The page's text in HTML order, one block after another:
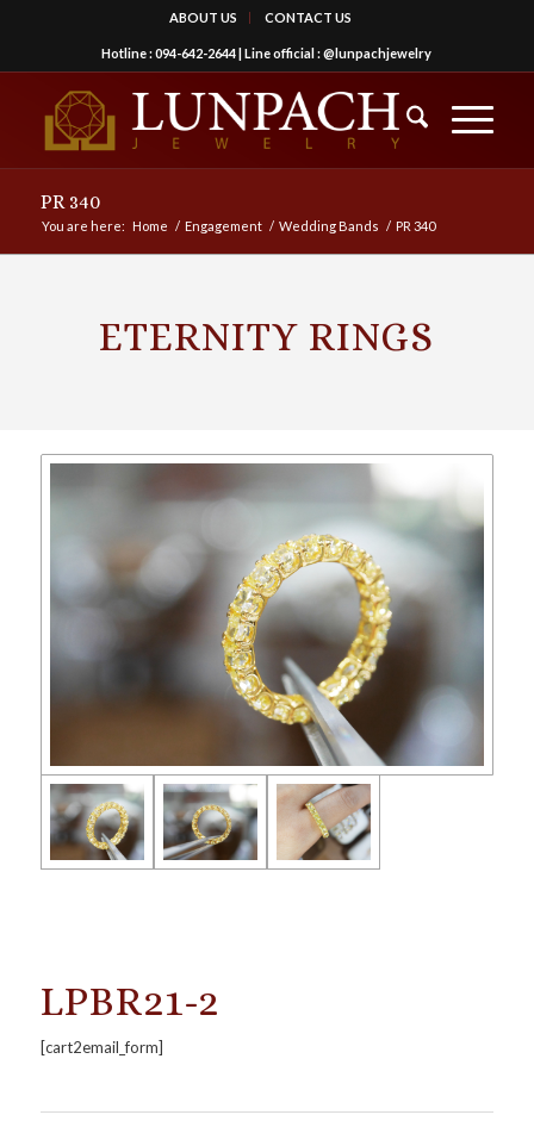
ABOUT US CONTACT US
Hotline :094-642-2644| Line official :@lunpachjewelry
PR 340
You are here: Home / Engagement / Wedding Bands / PR 340
ETERNITY RINGS
LPBR21-2
[cart2email_form]